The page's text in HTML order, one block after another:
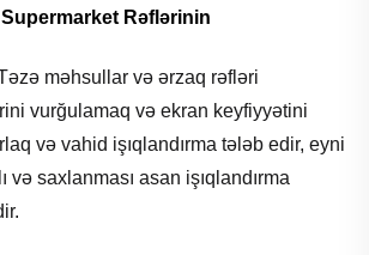
Rəflərinin
məhsullar və ərzaq rəfləri
vurğulamaq və ekran keyfiyyətini
və vahid işıqlandırma tələb edir, eyni
və saxlanması asan işıqlandırma